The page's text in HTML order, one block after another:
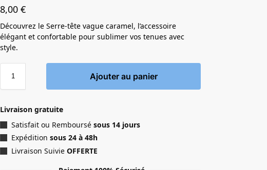
8,00€
Découvrez le Serre-tête vague caramel, l’accessoire
élégant et confortable pour sublimer vos tenues avec
style.
Ajouter au panier
Livraison gratuite
Satisfait ou Remboursésous 14 jours
Expédition sous 24 à 48h
Livraison SuivieOFFERTE